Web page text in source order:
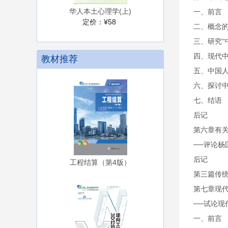
华人本土心理学(上)
定价： ¥58
教材推荐
工程结算（第4版）
一、前言
二、概念
三、研究“
四、现代
五、中国
六、探讨
七、结语
后记
第六章有
──评论杨
后记
第三篇传
第七章现
──试论现
一、前言